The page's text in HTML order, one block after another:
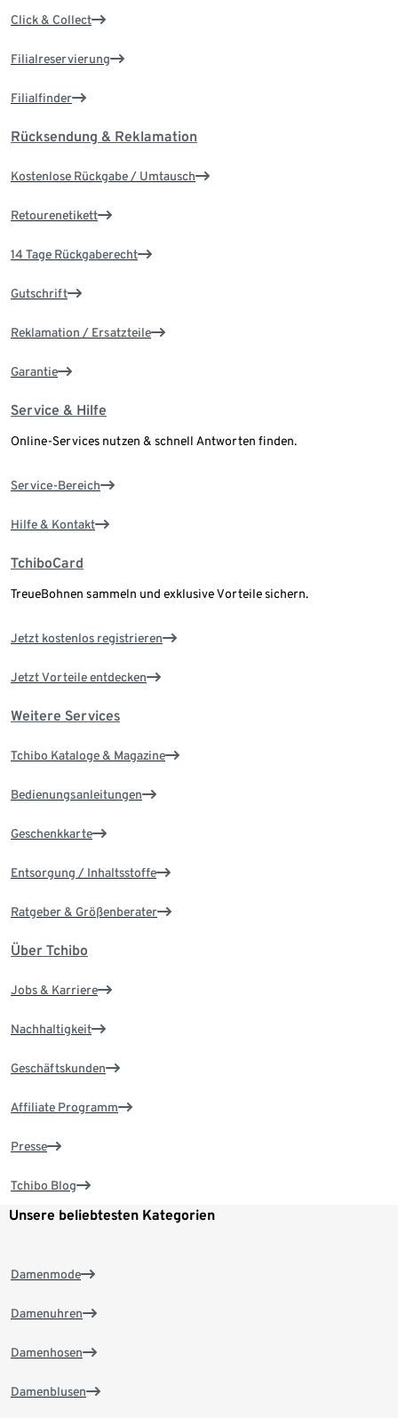
Click & Collect
Filialreservierung
Filialfinder
Rücksendung & Reklamation
Kostenlose Rückgabe / Umtausch
Retourenetikett
14 Tage Rückgaberecht
Gutschrift
Reklamation / Ersatzteile
Garantie
Service & Hilfe
Online-Services nutzen & schnell Antworten finden.
Service-Bereich
Hilfe & Kontakt
TchiboCard
TreueBohnen sammeln und exklusive Vorteile sichern.
Jetzt kostenlos registrieren
Jetzt Vorteile entdecken
Weitere Services
Tchibo Kataloge & Magazine
Bedienungsanleitungen
Geschenkkarte
Entsorgung / Inhaltsstoffe
Ratgeber & Größenberater
Über Tchibo
Jobs & Karriere
Nachhaltigkeit
Geschäftskunden
Affiliate Programm
Presse
Tchibo Blog
Unsere beliebtesten Kategorien
Damenmode
Damenuhren
Damenhosen
Damenblusen